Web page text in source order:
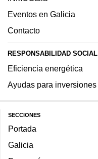
Eventos en Galicia
Contacto
RESPONSABILIDAD SOCIAL
Eficiencia energética
Ayudas para inversiones
SECCIONES
Portada
Galicia